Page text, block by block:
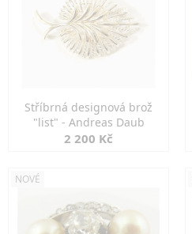
Stříbrná designová brož
"list" - Andreas Daub
2 200 Kč
NOVÉ